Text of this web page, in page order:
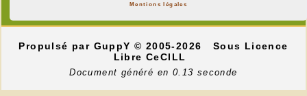
Mentions légales
Propulsé par GuppY© 2005-2026
Sous Licence
Libre CeCILL
Document généré en 0.13 seconde